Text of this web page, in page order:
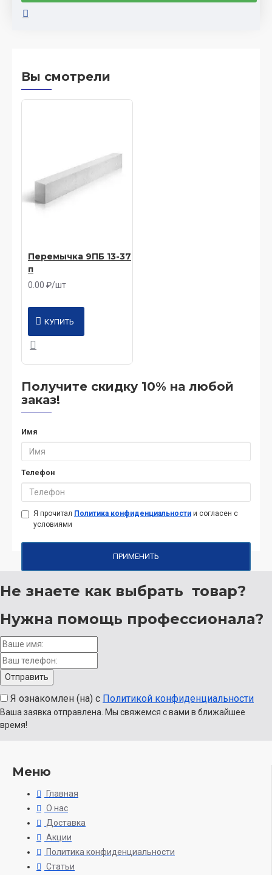
Вы смотрели
Перемычка 9ПБ 13-37
п
0.00 ₽/шт
КУПИТЬ
Получите скидку 10% на любой
заказ!
Имя
Телефон
Я прочитал Политика конфиденциальности и согласен с
условиями
ПРИМЕНИТЬ
Не знаете как выбрать товар?
Нужна помощь профессионала?
Я ознакомлен (на) с Политикой конфиденциальности
Ваша заявка отправлена. Мы свяжемся с вами в ближайшее
время!
Меню
Главная
О нас
Доставка
Акции
Политика конфиденциальности
Статьи